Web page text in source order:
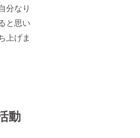
分なり
と思い
上げま
動